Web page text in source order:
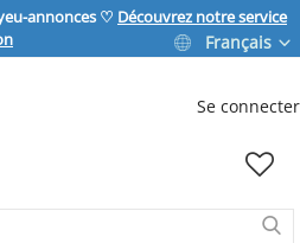
annonces ♡ Découvrez notre service
Français
Se connecter